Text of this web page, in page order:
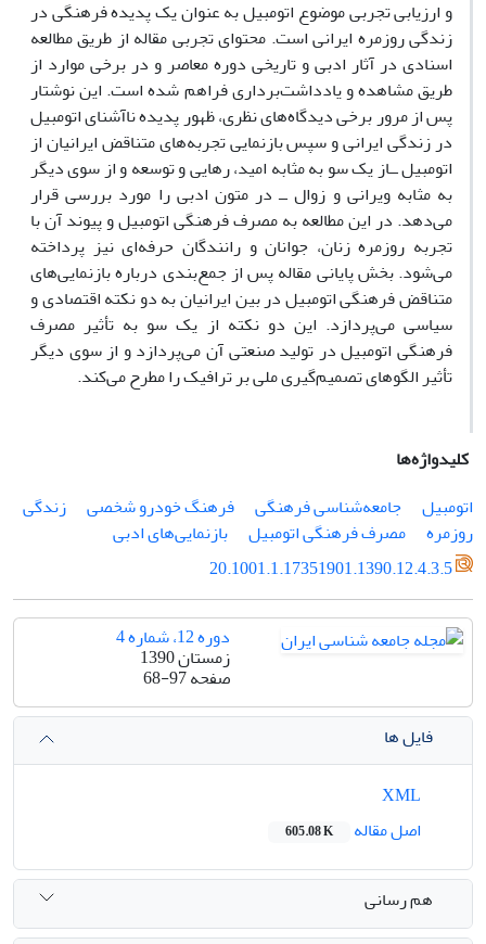
و ارزیابى تجربى موضوع اتومبیل به عنوان یک پدیده فرهنگى در
زندگى روزمره ایرانى است. محتواى تجربى مقاله از طریق مطالعه
اسنادى در آثار ادبى و تاریخى دوره معاصر و در برخى موارد از
طریق مشاهده و یادداشت‌بردارى فراهم شده است. این نوشتار
پس از مرور برخى دیدگاه‌هاى نظرى، ظهور پدیده ناآشناى اتومبیل
در زندگى ایرانى و سپس بازنمایى تجربه‌هاى متناقض ایرانیان از
اتومبیل ــاز یک سو به مثابه امید، رهایى و توسعه و از سوى دیگر
به مثابه ویرانى و زوال ــ در متون ادبى را مورد بررسى قرار
مى‌دهد. در این مطالعه به مصرف فرهنگى اتومبیل و پیوند آن با
تجربه روزمره زنان، جوانان و رانندگان حرفه‌اى نیز پرداخته
مى‌شود. بخش پایانى مقاله پس از جمع‌بندى درباره بازنمایى‌هاى
متناقض فرهنگى اتومبیل در بین ایرانیان به دو نکته اقتصادى و
سیاسى مى‌پردازد. این دو نکته از یک سو به تأثیر مصرف
فرهنگى اتومبیل در تولید صنعتى آن مى‌پردازد و از سوى دیگر
تأثیر الگوهاى تصمیم‌گیرى ملى بر ترافیک را مطرح مى‌کند.
کلیدواژه‌ها
اتومبیل
جامعه‌شناسى فرهنگى فرهنگ خودرو شخصى
زندگى
روزمره
مصرف فرهنگى اتومبیل
بازنمایى‌هاى ادبى
20.1001.1.17351901.1390.12.4.3.5
دوره 12، شماره 4
زمستان 1390
صفحه68-97
فایل ها
اصل مقاله
605.08 K
هم رسانی